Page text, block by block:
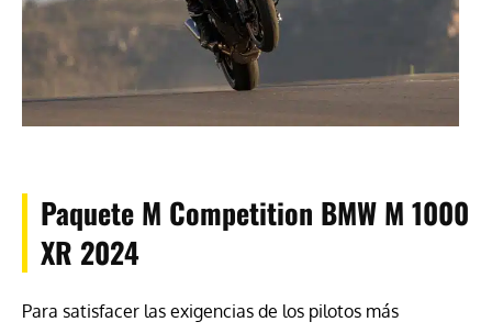
Paquete M Competition BMW M 1000
XR 2024
Para satisfacer las exigencias de los pilotos más